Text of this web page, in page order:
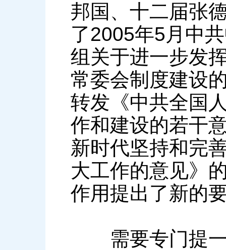
邦国、十二届张
了2005年5月中
组关于进一步发
常委会制度建设
转发《中共全国
作和建设的若干
新时代坚持和完
大工作的意见》
作用提出了新的
需要专门提一